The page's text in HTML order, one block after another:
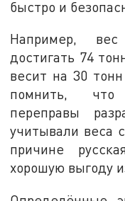
быстро и
Например,
достигать 74
весит на 30
помнить, что
переправы
учитывали веса
причине
хорошую выгоду